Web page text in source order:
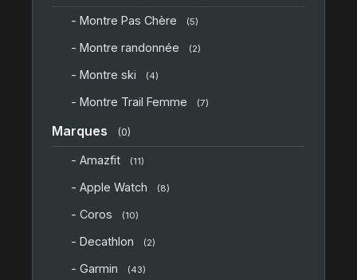
- Montre Pas Chère (5)
- Montre randonnée (2)
- Montre ski (4)
- Montre Trail Femme (7)
Marques (0)
- Amazfit (11)
- Apple Watch (8)
- Coros (10)
- Decathlon (2)
- Garmin (43)